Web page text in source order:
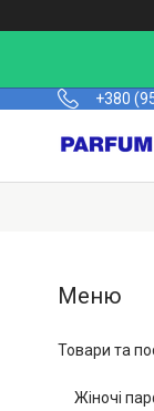
+380
Товари та
Жіночі